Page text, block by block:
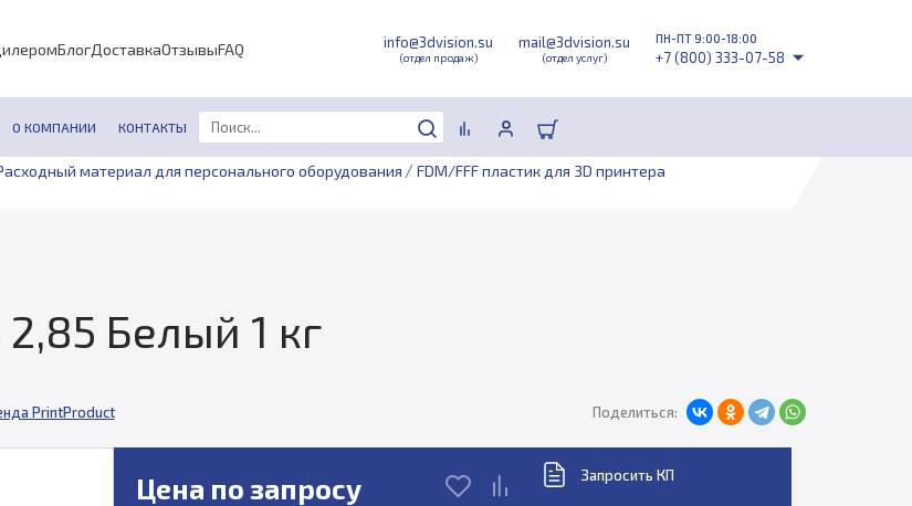
БлогДоставкаОтзывыFAQ info@3dvision.su
(отдел продаж)
mail@3dvision.su
(отдел услуг)
ПН-ПТ 9:00-18:00
+7 (800) 333-07-58
О КОМПАНИИ КОНТАКТЫ
материал для персонального оборудования / FDM/FFF пластик для 3D принтера
2,85 Белый 1 кг
PrintProduct Поделиться:
Цена по запросу Запросить КП